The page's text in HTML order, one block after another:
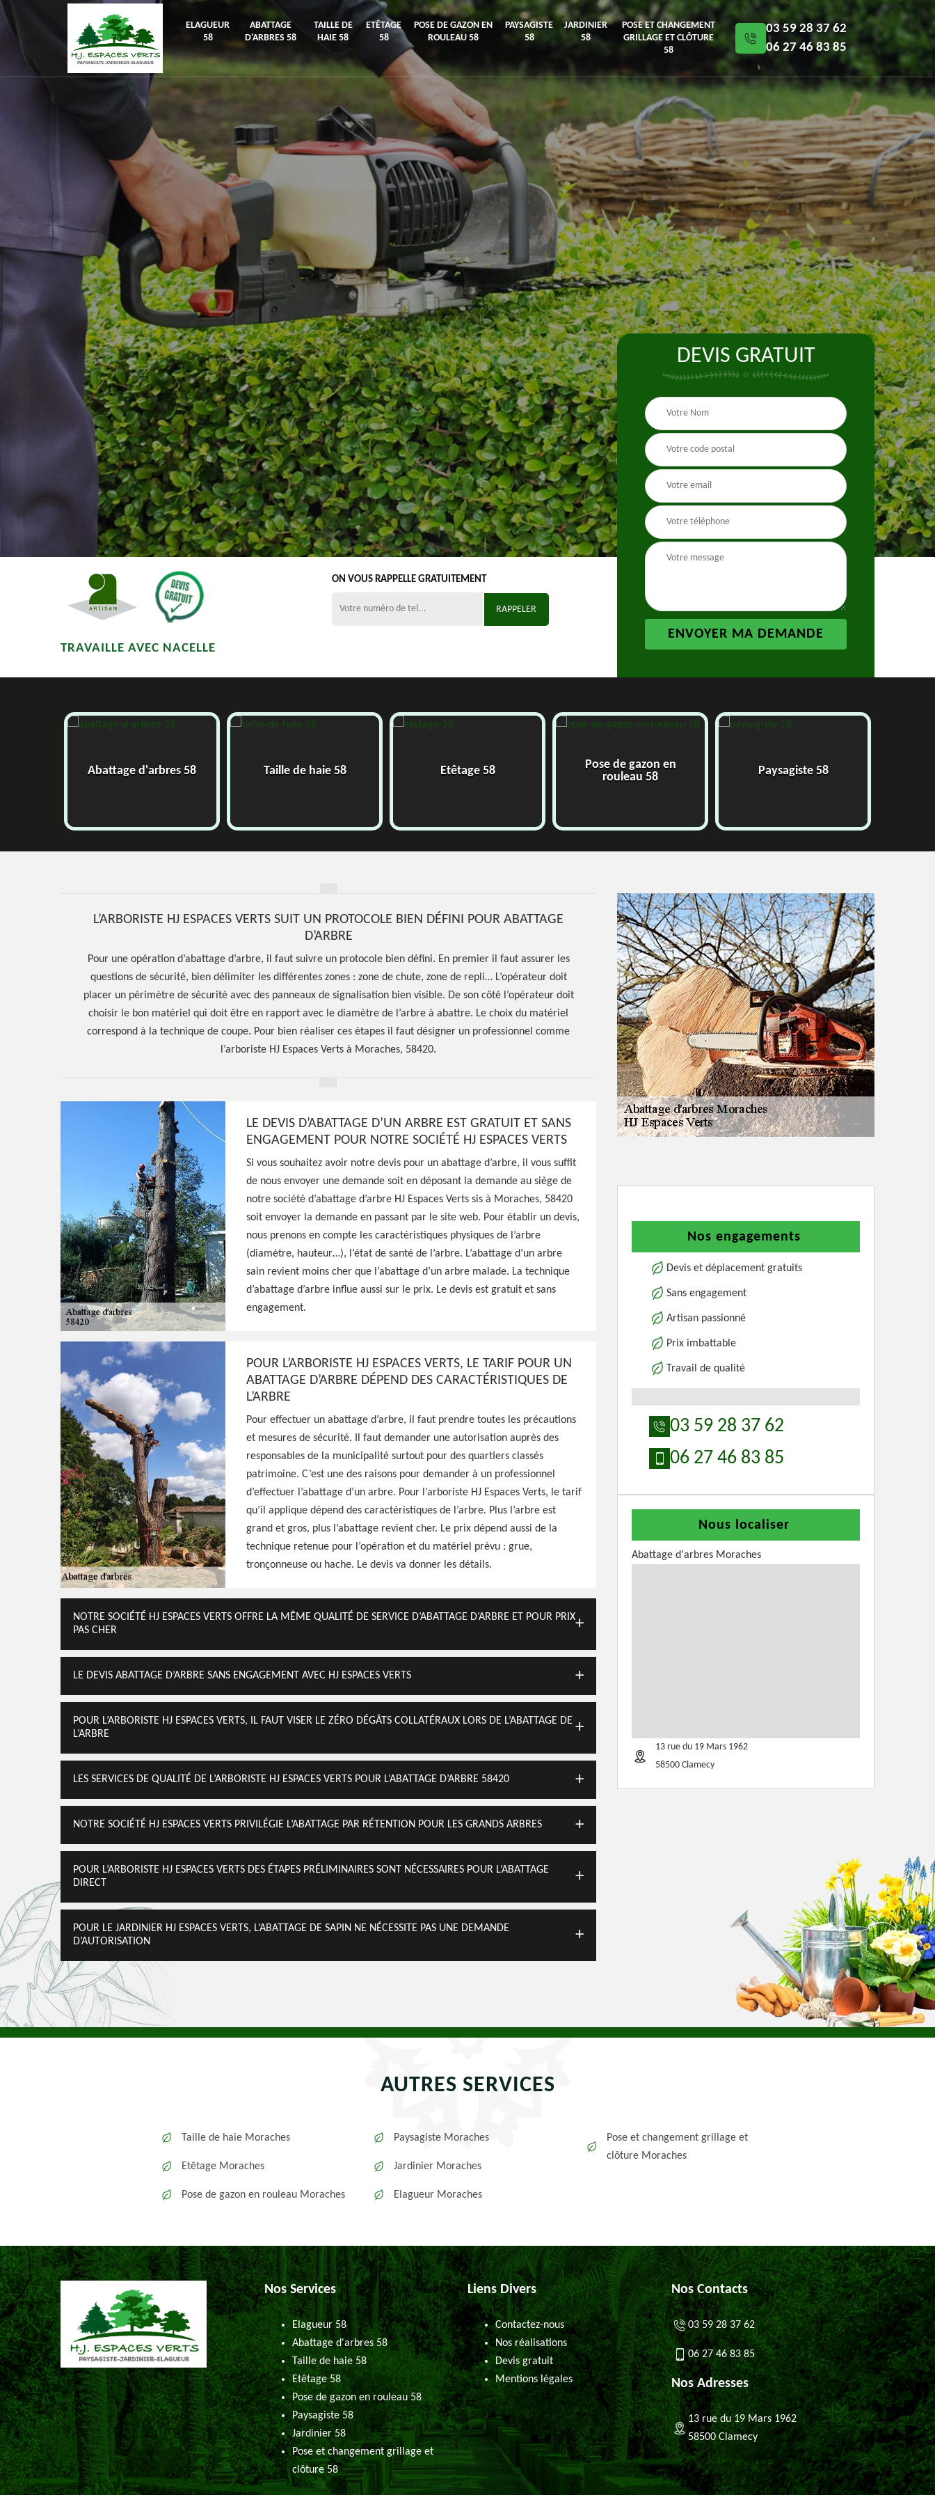
ELAGUEUR
58
ABATTAGE
D'ARBRES 58
TAILLE DE
HAIE 58
ETÊTAGE
58
POSE DE GAZON EN
ROULEAU 58
PAYSAGISTE
58
JARDINIER
58
POSE ET CHANGEMENT
GRILLAGE ET CLÔTURE
58
03 59 28 37 62
06 27 46 83 85
Hoerter Joseph Elagage 58
Entreprise abattage
d'arbres Moraches 58420
HJ Espaces Verts est un jardinier professionnel à Moraches 58420 qui
propose ses services pour s'occuper de l'abattage de vos arbres,
prends les précautions nécessaires pour ce faire
Voir Nos Realisations Contactez-Nous!
TRAVAILLE AVEC NACELLE
ON VOUS RAPPELLE GRATUITEMENT
DEVIS GRATUIT
Abattage d'arbres 58 Taille de haie 58 Etêtage 58
Pose de gazon en
rouleau 58
Paysagiste 58
L’ARBORISTE HJ ESPACES VERTS SUIT UN PROTOCOLE BIEN DÉFINI POUR ABATTAGE
D’ARBRE
Pour une opération d’abattage d’arbre, il faut suivre un protocole bien défini. En premier il faut assurer les
questions de sécurité, bien délimiter les différentes zones : zone de chute, zone de repli… L’opérateur doit
placer un périmètre de sécurité avec des panneaux de signalisation bien visible. De son côté l’opérateur doit
choisir le bon matériel qui doit être en rapport avec le diamètre de l’arbre à abattre. Le choix du matériel
correspond à la technique de coupe. Pour bien réaliser ces étapes il faut désigner un professionnel comme
l’arboriste HJ Espaces Verts à Moraches, 58420.
LE DEVIS D’ABATTAGE D’UN ARBRE EST GRATUIT ET SANS
ENGAGEMENT POUR NOTRE SOCIÉTÉ HJ ESPACES VERTS
Si vous souhaitez avoir notre devis pour un abattage d’arbre, il vous suffit
de nous envoyer une demande soit en déposant la demande au siège de
notre société d’abattage d’arbre HJ Espaces Verts sis à Moraches, 58420
soit envoyer la demande en passant par le site web. Pour établir un devis,
nous prenons en compte les caractéristiques physiques de l’arbre
(diamètre, hauteur…), l’état de santé de l’arbre. L’abattage d’un arbre
sain revient moins cher que l’abattage d’un arbre malade. La technique
d’abattage d’arbre influe aussi sur le prix. Le devis est gratuit et sans
engagement.
POUR L’ARBORISTE HJ ESPACES VERTS, LE TARIF POUR UN
ABATTAGE D’ARBRE DÉPEND DES CARACTÉRISTIQUES DE
L’ARBRE
Pour effectuer un abattage d’arbre, il faut prendre toutes les précautions
et mesures de sécurité. Il faut demander une autorisation auprès des
responsables de la municipalité surtout pour des quartiers classés
patrimoine. C’est une des raisons pour demander à un professionnel
d’effectuer l’abattage d’un arbre. Pour l’arboriste HJ Espaces Verts, le tarif
qu’il applique dépend des caractéristiques de l’arbre. Plus l’arbre est
grand et gros, plus l’abattage revient cher. Le prix dépend aussi de la
technique retenue pour l’opération et du matériel prévu : grue,
tronçonneuse ou hache. Le devis va donner les détails.
NOTRE SOCIÉTÉ HJ ESPACES VERTS OFFRE LA MÊME QUALITÉ DE SERVICE D’ABATTAGE D’ARBRE ET POUR PRIX
PAS CHER
LE DEVIS ABATTAGE D’ARBRE SANS ENGAGEMENT AVEC HJ ESPACES VERTS
POUR L’ARBORISTE HJ ESPACES VERTS, IL FAUT VISER LE ZÉRO DÉGÂTS COLLATÉRAUX LORS DE L’ABATTAGE DE
L’ARBRE
LES SERVICES DE QUALITÉ DE L’ARBORISTE HJ ESPACES VERTS POUR L’ABATTAGE D’ARBRE 58420
NOTRE SOCIÉTÉ HJ ESPACES VERTS PRIVILÉGIE L’ABATTAGE PAR RÉTENTION POUR LES GRANDS ARBRES
POUR L’ARBORISTE HJ ESPACES VERTS DES ÉTAPES PRÉLIMINAIRES SONT NÉCESSAIRES POUR L’ABATTAGE
DIRECT
POUR LE JARDINIER HJ ESPACES VERTS, L’ABATTAGE DE SAPIN NE NÉCESSITE PAS UNE DEMANDE
D’AUTORISATION
Nos engagements
Devis et déplacement gratuits
Sans engagement
Artisan passionné
Prix imbattable
Travail de qualité
03 59 28 37 62
06 27 46 83 85
Nous localiser
Abattage d'arbres Moraches
13 rue du 19 Mars 1962
58500 Clamecy
AUTRES SERVICES
Taille de haie Moraches
Etêtage Moraches
Pose de gazon en rouleau Moraches
Paysagiste Moraches
Jardinier Moraches
Elagueur Moraches
Pose et changement grillage et
clôture Moraches
Nos Services
Elagueur 58
Abattage d'arbres 58
Taille de haie 58
Etêtage 58
Pose de gazon en rouleau 58
Paysagiste 58
Jardinier 58
Pose et changement grillage et
clôture 58
Liens Divers
Contactez-nous
Nos réalisations
Devis gratuit
Mentions légales
Nos Contacts
03 59 28 37 62
06 27 46 83 85
Nos Adresses
13 rue du 19 Mars 1962
58500 Clamecy